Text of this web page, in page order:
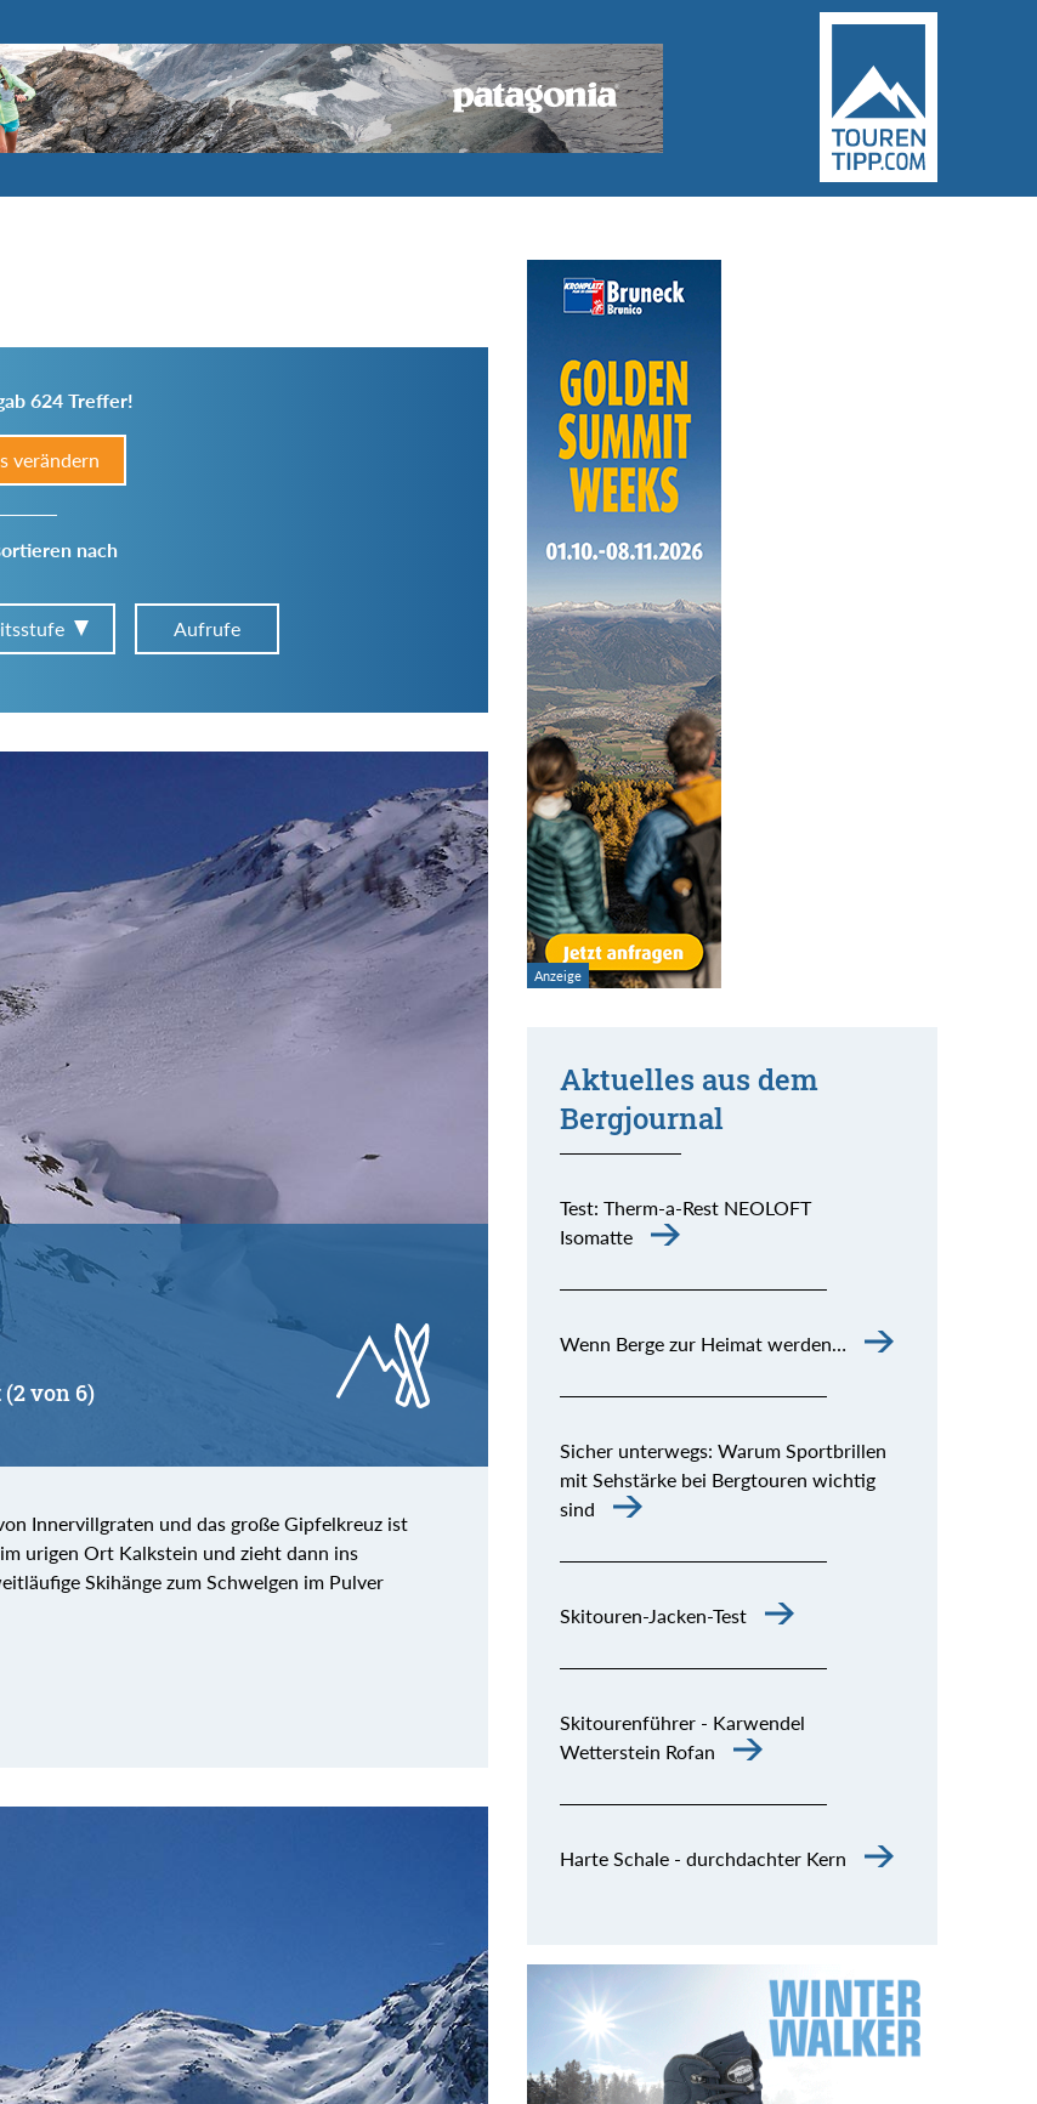
624 Treffer!
verändern
nach
Aufrufe
Schwierigkeitsgrad:
von
bis
Kondition (Tourdauer):
von
von 6)
Innervillgraten und das große Gipfelkreuz ist
urigen Ort Kalkstein und zieht dann ins
Skihänge zum Schwelgen im Pulver
Aktuelles aus dem
Bergjournal
Test: Therm-a-Rest NEOLOFT
Isomatte
Wenn Berge zur Heimat werden…
Sicher unterwegs: Warum Sportbrillen
mit Sehstärke bei Bergtouren wichtig
sind
Skitouren-Jacken-Test
Skitourenführer - Karwendel
Wetterstein Rofan
Harte Schale - durchdachter Kern